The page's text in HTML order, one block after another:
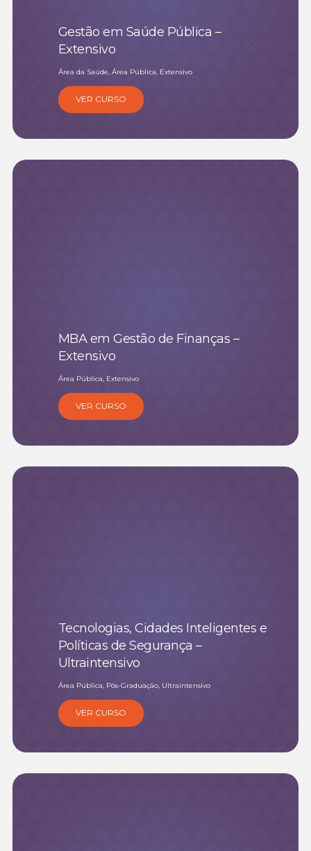
Gestão em Saúde Pública –
Extensivo
Área da Saúde, Área Pública, Extensivo
VER CURSO
MBA em Gestão de Finanças –
Extensivo
Área Pública, Extensivo
VER CURSO
Tecnologias, Cidades Inteligentes e
Políticas de Segurança –
Ultraintensivo
Área Pública, Pós-Graduação, Ultraintensivo
VER CURSO